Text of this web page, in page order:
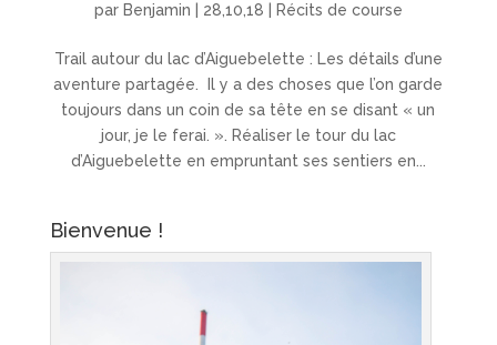
par Benjamin 28,10,18 Récits de course
Trail autour du lac d’Aiguebelette : Les détails d’une
aventure partagée. Il y a des choses que l’on garde
toujours dans un coin de sa tête en se disant « un
jour, je le ferai. ». Réaliser le tour du lac
d’Aiguebelette en empruntant ses sentiers en...
Bienvenue !